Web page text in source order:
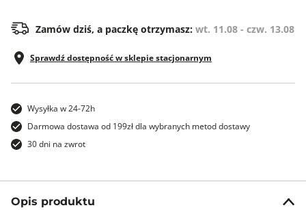
Zamów dziś, a paczkę otrzymasz: wt. 11.08 - czw. 13.08
Sprawdź dostępność w sklepie stacjonarnym
Wysyłka w 24-72h
Darmowa dostawa od 199zł dla wybranych metod dostawy
30 dni na zwrot
Opis produktu